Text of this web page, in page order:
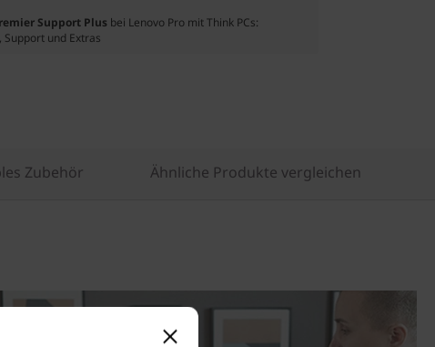
Support Plus bei Lenovo Pro mit Think PCs:
und Extras
Zubehör Ähnliche Produkte vergleichen